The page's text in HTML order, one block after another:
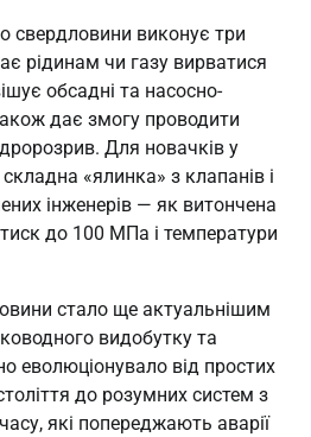
свердловини виконує три
рідинам чи газу вирватися
обсадні та насосно-
дає змогу проводити
Для новачків у
«ялинка» з клапанів і
інженерів — як витончена
до 100 МПа і температури
стало ще актуальнішим
видобутку та
еволюціонувало від простих
до розумних систем з
які попереджають аварії